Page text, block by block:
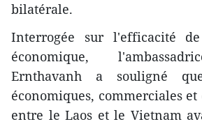
bilatérale.
Interrogée sur l'efficacité
économique,
Ernthavanh a souligné
économiques, commerciales
entre le Laos et le Vietnam